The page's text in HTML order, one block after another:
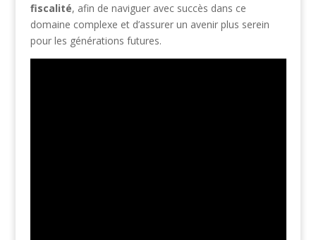
fiscalité, afin de naviguer avec succès dans ce
domaine complexe et d’assurer un avenir plus serein
pour les générations futures.